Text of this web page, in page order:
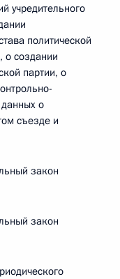
учредительного
политической
о создании
партии, о
о
съезде и
закон
закон